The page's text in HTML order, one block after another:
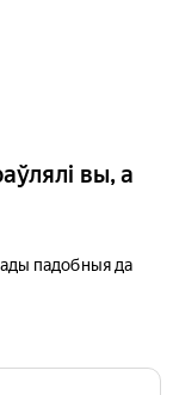
вы, а
падобныя да